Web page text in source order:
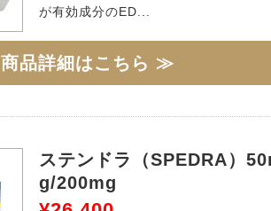
が有効成分のED...
商品詳細はこちら ≫
ステンドラ（SPEDRA）
g/200mg